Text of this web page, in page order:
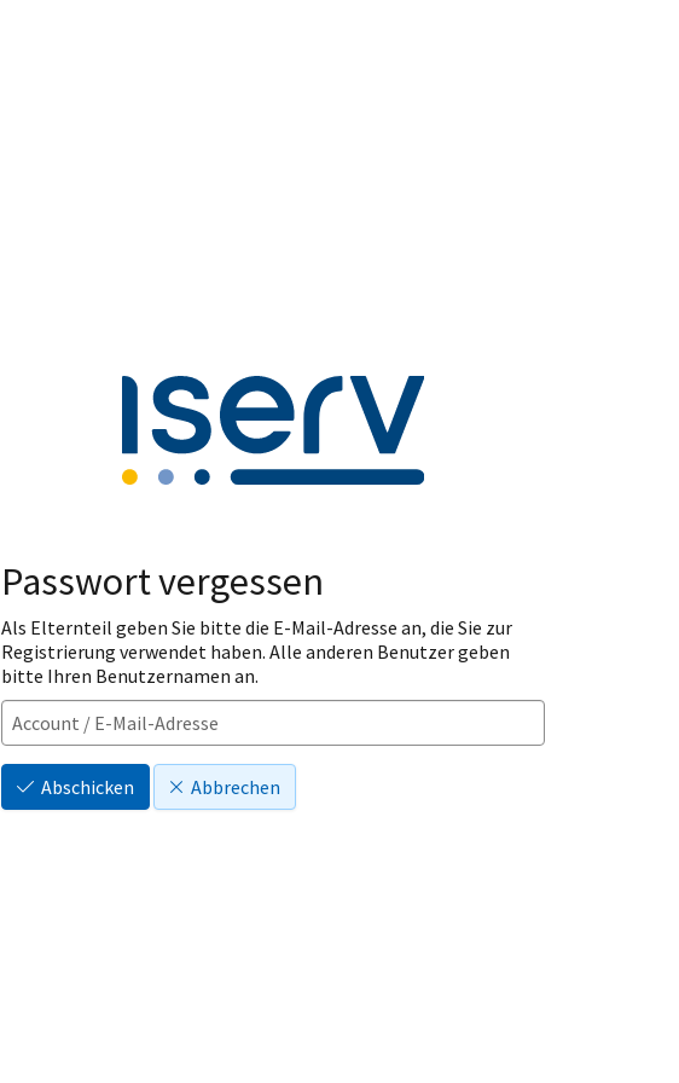
Passwort vergessen
Als Elternteil geben Sie bitte die E-Mail-Adresse an, die Sie zur
Registrierung verwendet haben. Alle anderen Benutzer geben
bitte Ihren Benutzernamen an.
Abschicken Abbrechen